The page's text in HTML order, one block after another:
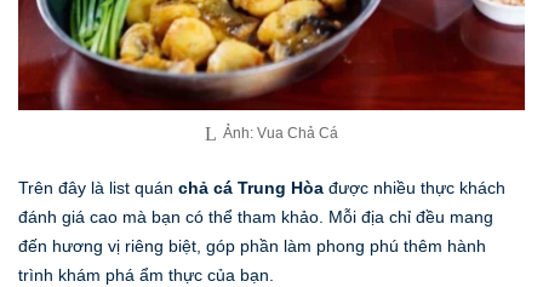
Ảnh: Vua Chả Cá
Trên đây là list quán chả cá Trung Hòa được nhiều thực khách
đánh giá cao mà bạn có thể tham khảo. Mỗi địa chỉ đều mang
đến hương vị riêng biệt, góp phần làm phong phú thêm hành
trình khám phá ẩm thực của bạn.